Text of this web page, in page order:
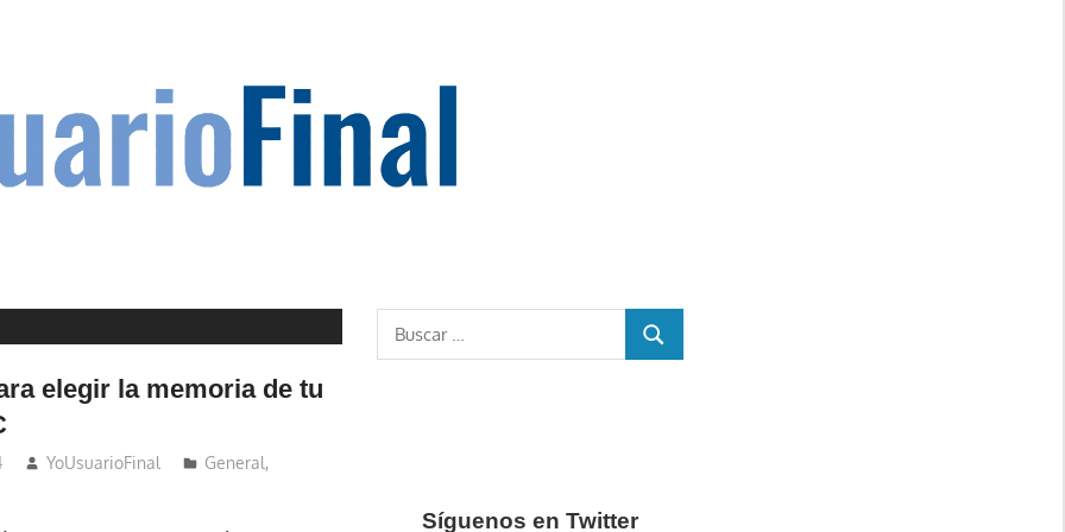
elegir la memoria de tu
YoUsuarioFinal General,
Buscar:
BUSCAR
Síguenos en Twitter